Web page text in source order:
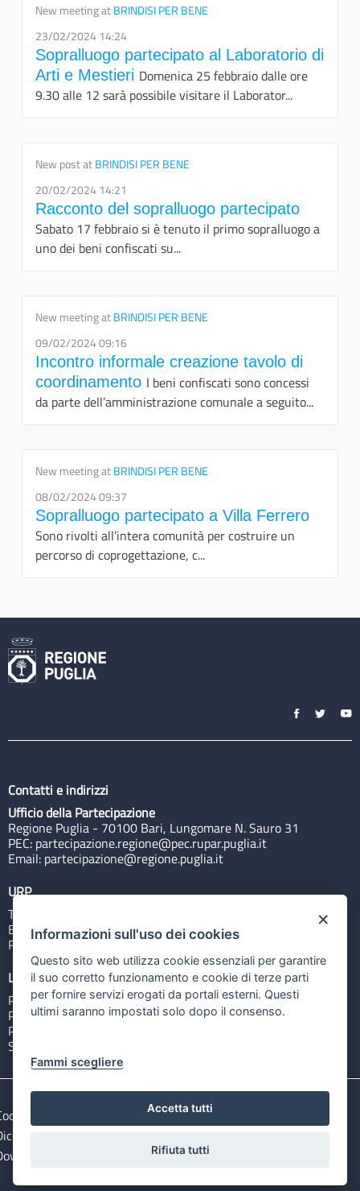
New meeting atBRINDISI PER BENE
23/02/2024 14:24
Sopralluogo partecipato al Laboratorio di
Arti e Mestieri Domenica 25 febbraio dalle ore
9.30 alle 12 sarà possibile visitare il Laborator...
New post atBRINDISI PER BENE
20/02/2024 14:21
Racconto del sopralluogo partecipato
Sabato 17 febbraio si è tenuto il primo sopralluogo a
uno dei beni confiscati su...
New meeting atBRINDISI PER BENE
09/02/2024 09:16
Incontro informale creazione tavolo di
coordinamento I beni confiscati sono concessi
da parte dell’amministrazione comunale a seguito...
New meeting atBRINDISI PER BENE
08/02/2024 09:37
Sopralluogo partecipato a Villa Ferrero
Sono rivolti all’intera comunità per costruire un
percorso di coprogettazione, c...
Contatti e indirizzi
Ufficio della Partecipazione
Regione Puglia - 70100 Bari, Lungomare N. Sauro 31
PEC: partecipazione.regione@pec.rupar.puglia.it
Email: partecipazione@regione.puglia.it
URP
Tel: 800713939
Email:quiregione@regione.puglia.it
Rubrica
Link utili
Portale Istituzionale
PO FESR Puglia 2014-2020
PSR Puglia 2014-2020
Sistema Puglia
e privacy
Note legali
di accessibilità
Open Data files
×
Informazioni sull'uso dei cookies
Questo sito web utilizza cookie essenziali per garantire
il suo corretto funzionamento e cookie di terze parti
per fornire servizi erogati da portali esterni. Questi
ultimi saranno impostati solo dopo il consenso.
Fammi scegliere
Accetta tutti
Rifiuta tutti